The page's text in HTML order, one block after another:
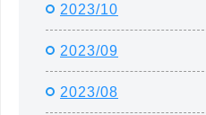
2023/10
2023/09
2023/08